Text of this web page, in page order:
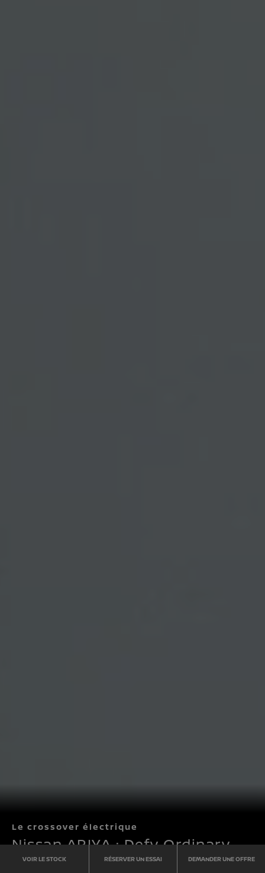
Le crossover électrique
Nissan ARIYA : Defy Ordinary
VOIR LE STOCK RÉSERVER UN ESSAI DEMANDER UNE OFFRE